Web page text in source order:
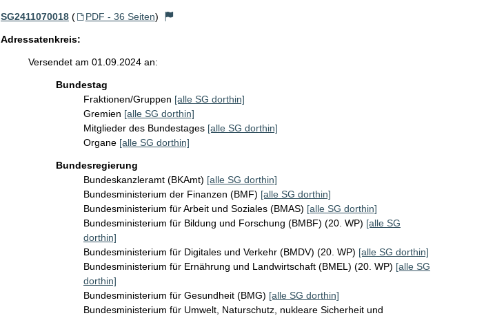
SG2411070018 ( PDF - 36 Seiten)
Adressatenkreis:
Versendet am 01.09.2024 an:
Bundestag
Fraktionen/Gruppen [alle SG dorthin]
Gremien [alle SG dorthin]
Mitglieder des Bundestages [alle SG dorthin]
Organe [alle SG dorthin]
Bundesregierung
Bundeskanzleramt (BKAmt) [alle SG dorthin]
Bundesministerium der Finanzen (BMF) [alle SG dorthin]
Bundesministerium für Arbeit und Soziales (BMAS) [alle SG dorthin]
Bundesministerium für Bildung und Forschung (BMBF) (20. WP) [alle SG
dorthin]
Bundesministerium für Digitales und Verkehr (BMDV) (20. WP) [alle SG dorthin]
Bundesministerium für Ernährung und Landwirtschaft (BMEL) (20. WP) [alle SG
dorthin]
Bundesministerium für Gesundheit (BMG) [alle SG dorthin]
Bundesministerium für Umwelt, Naturschutz, nukleare Sicherheit und